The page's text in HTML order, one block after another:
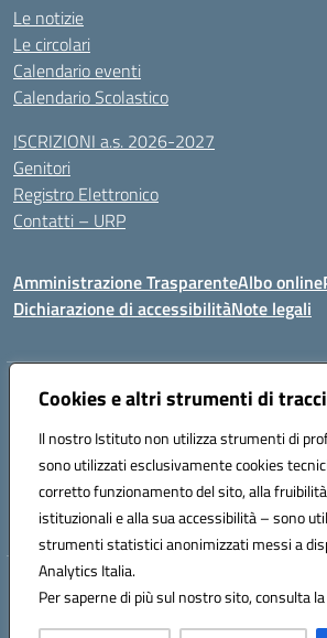
Cookies e altri strumenti di
Il nostro Istituto non utilizza strumenti di
sono utilizzati esclusivamente cookies
corretto funzionamento del sito, alla
istituzionali e alla sua accessibilità – sono
strumenti statistici anonimizzati messi a
Analytics Italia.
Per saperne di più sul nostro sito, consulta
Le notizie
Le circolari
Calendario eventi
Calendario Scolastico
ISCRIZIONI a.s. 2026-2027
Genitori
Registro Elettronico
Contatti – URP
Amministrazione TrasparenteAlbo online
Dichiarazione di accessibilitàNote legali
Indirizzo:Via Tiziano, 50 - 60125 Ancona
Posta elettronica certificata (PEC):
Codice fiscale: 93084460422
Codice meccanografico: ANIC81600P
Hosting & Powered by 3D
Concept & Design by